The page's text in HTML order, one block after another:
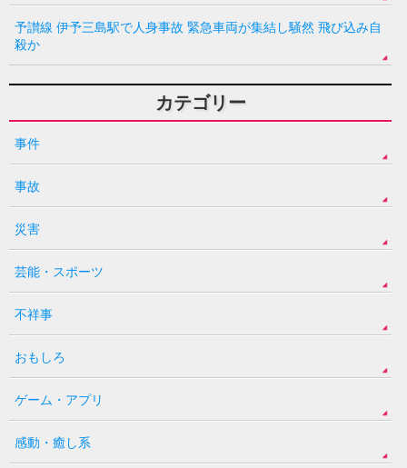
予讃線 伊予三島駅で人身事故 緊急車両が集結し騒然 飛び込み自
殺か
カテゴリー
事件
事故
災害
芸能・スポーツ
不祥事
おもしろ
ゲーム・アプリ
感動・癒し系